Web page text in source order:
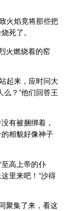
火焰竟将那些把
死了。
火燃烧着的窑
起来，应时问大
么？”他们回答王
有被捆绑着，
相貌好像神子
高上帝的仆
里来吧！”沙得
聚集了来，看这